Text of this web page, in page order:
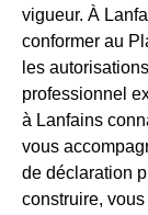
vigueur. À
conformer au
les
professionnel
à Lanfains
vous
de déclaration
construire,